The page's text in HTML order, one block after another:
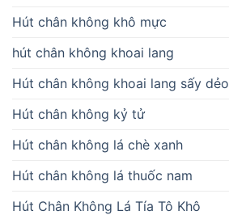
Hút chân không khô mực
hút chân không khoai lang
Hút chân không khoai lang sấy dẻo
Hút chân không kỷ tử
Hút chân không lá chè xanh
Hút chân không lá thuốc nam
Hút Chân Không Lá Tía Tô Khô